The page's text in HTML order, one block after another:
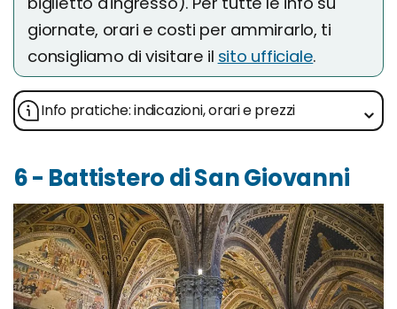
giornate, orari e costi per ammirarlo, ti
consigliamo di visitare il sito ufficiale.
Info pratiche: indicazioni, orari e prezzi
6 - Battistero di San Giovanni